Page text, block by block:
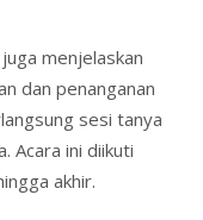
menjelaskan
dan penanganan
sesi tanya
Acara ini diikuti
akhir.